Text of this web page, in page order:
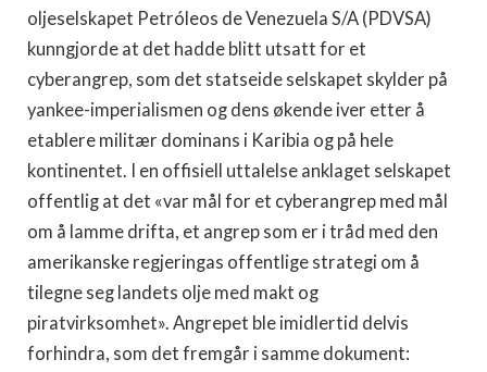
oljeselskapet Petróleos de Venezuela S/A (PDVSA)
kunngjorde at det hadde blitt utsatt for et
cyberangrep, som det statseide selskapet skylder på
yankee-imperialismen og dens økende iver etter å
etablere militær dominans i Karibia og på hele
kontinentet. I en offisiell uttalelse anklaget selskapet
offentlig at det «var mål for et cyberangrep med mål
om å lamme drifta, et angrep som er i tråd med den
amerikanske regjeringas offentlige strategi om å
tilegne seg landets olje med makt og
piratvirksomhet». Angrepet ble imidlertid delvis
forhindra, som det fremgår i samme dokument: